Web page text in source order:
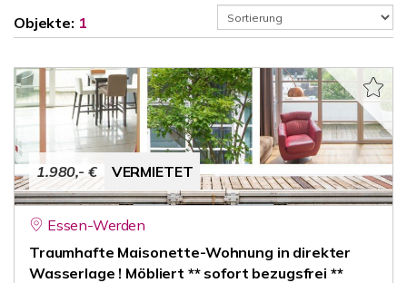
Objekte: 1
1.980,- € VERMIETET
Essen-Werden
Traumhafte Maisonette-Wohnung in direkter
Wasserlage ! Möbliert ** sofort bezugsfrei **